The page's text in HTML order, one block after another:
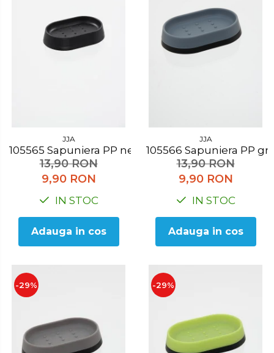
JJA
105565 Sapuniera PP negru
13,90 RON
9,90 RON
IN STOC
Adauga in cos
JJA
105566 Sapuniera PP gri
13,90 RON
9,90 RON
IN STOC
Adauga in cos
-29% -29%